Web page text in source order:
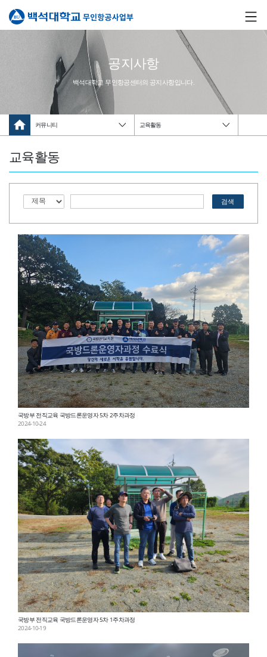
공지사항
백석대학교 무인항공센터의 공지사항입니다.
커뮤니티 교육활동
교육활동
검색
국방부 전직교육 국방드론운영자 5차 2주차과정
2024-10-24
국방부 전직교육 국방드론운영자 5차 1주차과정
2024-10-19